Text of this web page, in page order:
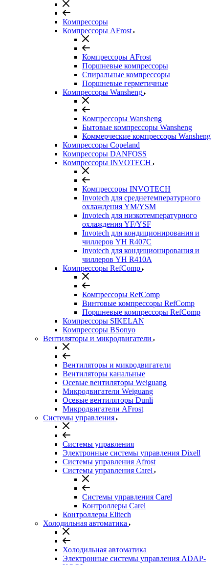
Компрессоры
Компрессоры AFrost
Компрессоры AFrost
Поршневые компрессоры
Спиральные компрессоры
Поршневые герметичные
Компрессоры Wansheng
Компрессоры Wansheng
Бытовые компрессоры Wansheng
Коммерческие компрессоры Wansheng
Компрессоры Copeland
Компрессоры DANFOSS
Компрессоры INVOTECH
Компрессоры INVOTECH
Invotech для среднетемпературного
охлаждения YM/YSM
Invotech для низкотемпературного
охлаждения YF/YSF
Invotech для кондиционирования и
чиллеров YH R407C
Invotech для кондиционирования и
чиллеров YH R410A
Компрессоры RefComp
Компрессоры RefComp
Винтовые компрессоры RefComp
Поршневые компрессоры RefComp
Компрессоры SIKELAN
Компрессоры BSonyo
Вентиляторы и микродвигатели
Вентиляторы и микродвигатели
Вентиляторы канальные
Осевые вентиляторы Weiguang
Микродвигатели Weiguang
Осевые вентиляторы Dunli
Микродвигатели AFrost
Системы управления
Системы управления
Электронные системы управления Dixell
Системы управления Afrost
Системы управления Carel
Системы управления Carel
Контроллеры Carel
Контроллеры Elitech
Холодильная автоматика
Холодильная автоматика
Электронные системы управления ADAP-